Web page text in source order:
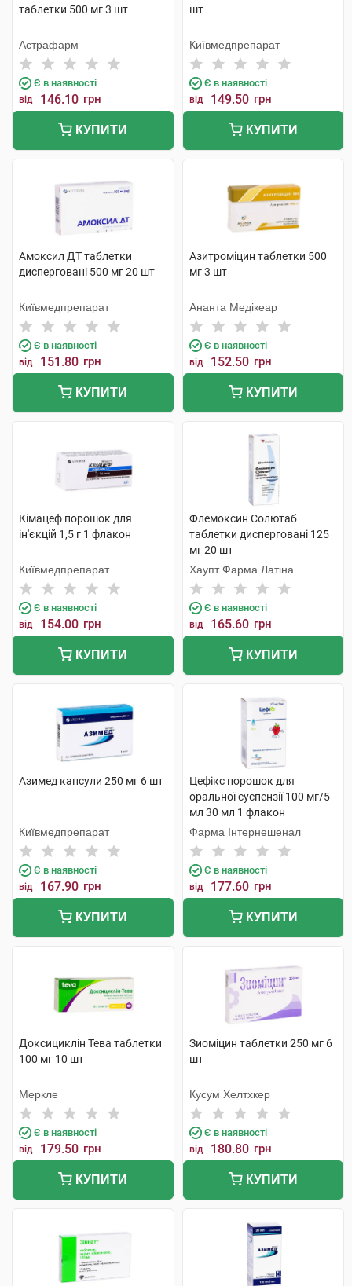
таблетки 500 мг 3 шт
Астрафарм
Є в наявності
від 146.10 грн
КУПИТИ
шт
Київмедпрепарат
Є в наявності
від 149.50 грн
КУПИТИ
Амоксил ДТ таблетки
дисперговані 500 мг 20 шт
Київмедпрепарат
Є в наявності
від 151.80 грн
КУПИТИ
Азитроміцин таблетки 500
мг 3 шт
Ананта Медікеар
Є в наявності
від 152.50 грн
КУПИТИ
Кімацеф порошок для
ін'єкцій 1,5 г 1 флакон
Київмедпрепарат
Є в наявності
від 154.00 грн
КУПИТИ
Флемоксин Солютаб
таблетки дисперговані 125
мг 20 шт
Хаупт Фарма Латіна
Є в наявності
від 165.60 грн
КУПИТИ
Азимед капсули 250 мг 6 шт
Київмедпрепарат
Є в наявності
від 167.90 грн
КУПИТИ
Цефікс порошок для
оральної суспензії 100 мг/5
мл 30 мл 1 флакон
Фарма Інтернешенал
Є в наявності
від 177.60 грн
КУПИТИ
Доксициклін Тева таблетки
100 мг 10 шт
Меркле
Є в наявності
від 179.50 грн
КУПИТИ
Зиоміцин таблетки 250 мг 6
шт
Кусум Хелтхкер
Є в наявності
від 180.80 грн
КУПИТИ